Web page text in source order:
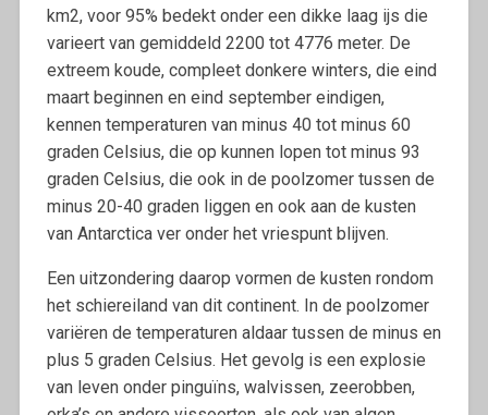
km2, voor 95% bedekt onder een dikke laag ijs die
varieert van gemiddeld 2200 tot 4776 meter. De
extreem koude, compleet donkere winters, die eind
maart beginnen en eind september eindigen,
kennen temperaturen van minus 40 tot minus 60
graden Celsius, die op kunnen lopen tot minus 93
graden Celsius, die ook in de poolzomer tussen de
minus 20-40 graden liggen en ook aan de kusten
van Antarctica ver onder het vriespunt blijven.
Een uitzondering daarop vormen de kusten rondom
het schiereiland van dit continent. In de poolzomer
variëren de temperaturen aldaar tussen de minus en
plus 5 graden Celsius. Het gevolg is een explosie
van leven onder pinguïns, walvissen, zeerobben,